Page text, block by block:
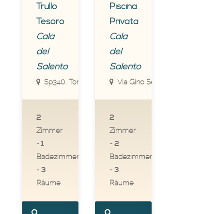
Trullo
Tesoro
Cala
del
Salento
Sp340, Torre Lapillo, Le, Italia
2
Zimmer
- 1
Badezimmer
- 3
Räume
Piscina
Privata
Cala
del
Salento
Via Gino Severini, 8, Nardò,
2
Zimmer
- 2
Badezimmer
- 3
Räume